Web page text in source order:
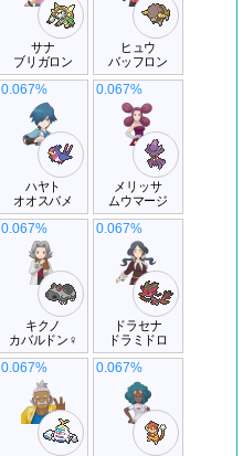
サナ
ブリガロン
ヒュウ
バッフロン
ハヤト
オオスバメ
0.067%
メリッサ
ムウマージ
0.067%
キクノ
カバルドン♀
0.067%
ドラセナ
ドラミドロ
0.067%
0.067% 0.067%